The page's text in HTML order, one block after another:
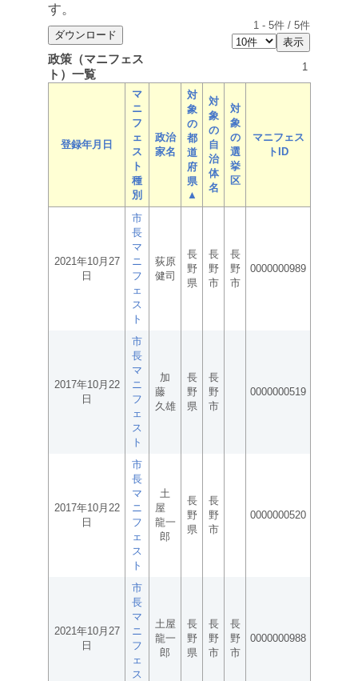
す。
1 - 5件 / 5件
政策（マニフェス
ト）一覧
1
登録年月日
マ
ニ
フ
ェ
ス
ト
種
別
政治
家名
対
象
の
都
道
府
県
▲
対
象
の
自
治
体
名
対
象
の
選
挙
区
マニフェス
トID
2021年10月27
日
市
長
マ
ニ
フ
ェ
ス
ト
荻原
健司
長
野
県
長
野
市
長
野
市
0000000989
2017年10月22
日
市
長
マ
ニ
フ
ェ
ス
ト
加
藤
久雄
長
野
県
長
野
市
0000000519
2017年10月22
日
市
長
マ
ニ
フ
ェ
ス
ト
土
屋
龍一
郎
長
野
県
長
野
市
0000000520
2021年10月27
日
市
長
マ
ニ
フ
ェ
ス
土屋
龍一
郎
長
野
県
長
野
市
長
野
市
0000000988